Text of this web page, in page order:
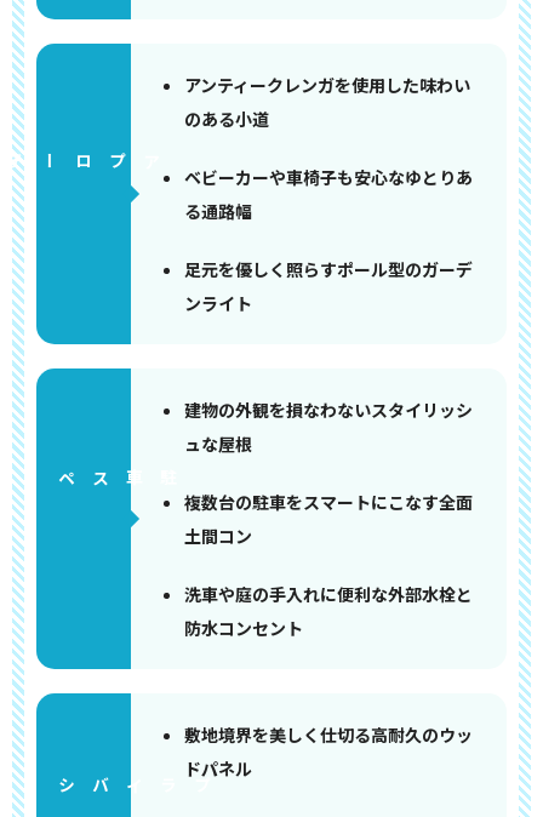
アプローチ
アンティークレンガを使用した味わい
のある小道
ベビーカーや車椅子も安心なゆとりあ
る通路幅
足元を優しく照らすポール型のガーデ
ンライト
建物の外観を損なわないスタイリッシ
ュな屋根
複数台の駐車をスマートにこなす全面
土間コン
洗車や庭の手入れに便利な外部水栓と
防水コンセント
敷地境界を美しく仕切る高耐久のウッ
ドパネル